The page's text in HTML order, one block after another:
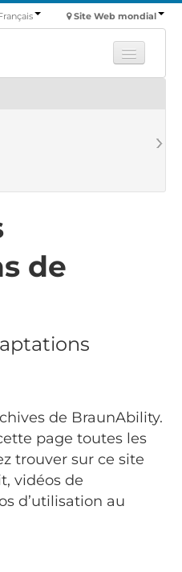
Site Web mondial
de
de BraunAbility.
page toutes les
trouver sur ce site
vidéos de
d’utilisation au